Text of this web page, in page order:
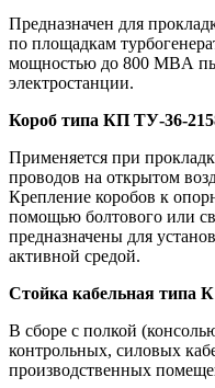
Предназначен для
по площадкам
мощностью до 800 MBA
электростанции.
Короб типа КП ТУ-36-
Применяется при
проводов на открытом
Крепление коробов к
помощью болтового или
предназначены для
активной средой.
Стойка кабельная типа
В сборе с полкой
контрольных, силовых
производственных